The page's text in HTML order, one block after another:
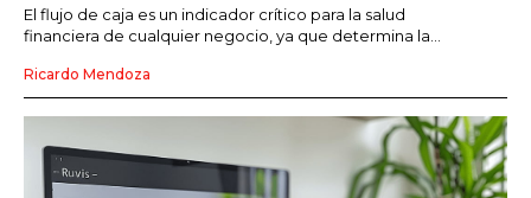
El flujo de caja es un indicador crítico para la salud
financiera de cualquier negocio, ya que determina la...
Ricardo Mendoza